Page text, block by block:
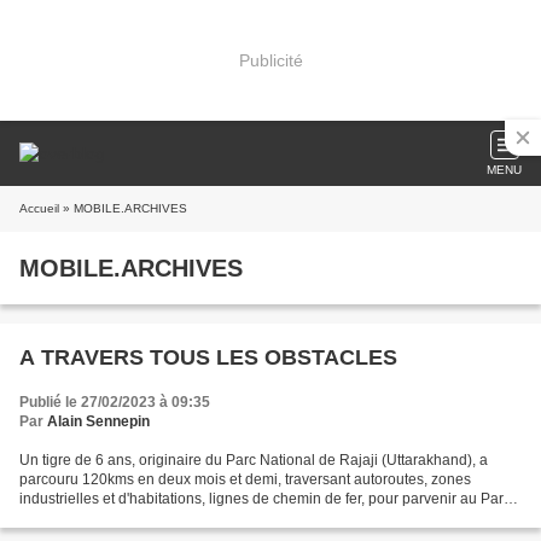
Publicité
MENU
Accueil » MOBILE.ARCHIVES
MOBILE.ARCHIVES
A TRAVERS TOUS LES OBSTACLES
Publié le 27/02/2023 à 09:35
Par Alain Sennepin
Un tigre de 6 ans, originaire du Parc National de Rajaji (Uttarakhand), a
parcouru 120kms en deux mois et demi, traversant autoroutes, zones
industrielles et d'habitations, lignes de chemin de fer, pour parvenir au Parc